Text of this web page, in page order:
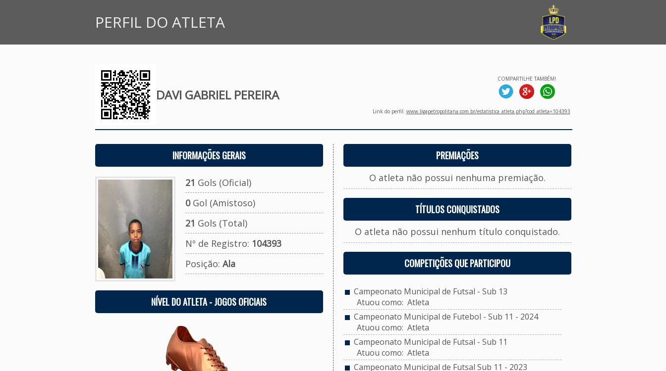
PERFIL DO ATLETA
DAVI GABRIEL PEREIRA
COMPARTILHE TAMBÉM!
Link do perfil: www.ligapetropolitana.com.br/estatistica_atleta.php?cod_atleta=104393
INFORMAÇÕES GERAIS
21 Gols (Oficial)
0Gol (Amistoso)
21 Gols (Total)
Nº de Registro: 104393
Posição: Ala
NÍVEL DO ATLETA - JOGOS OFICIAIS
PREMIAÇÕES
O atleta não possui nenhuma premiação.
TÍTULOS CONQUISTADOS
O atleta não possui nenhum título conquistado.
COMPETIÇÕES QUE PARTICIPOU
Campeonato Municipal de Futsal - Sub 13
Atuou como: Atleta
Campeonato Municipal de Futebol - Sub 11 - 2024
Atuou como: Atleta
Campeonato Municipal de Futsal - Sub 11
Atuou como: Atleta
Campeonato Municipal de Futsal Sub 11 - 2023